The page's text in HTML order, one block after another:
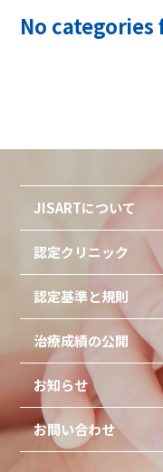
No categories
JISARTについて
認定クリニック
認定基準と規則
治療成績の公開
お知らせ
お問い合わせ